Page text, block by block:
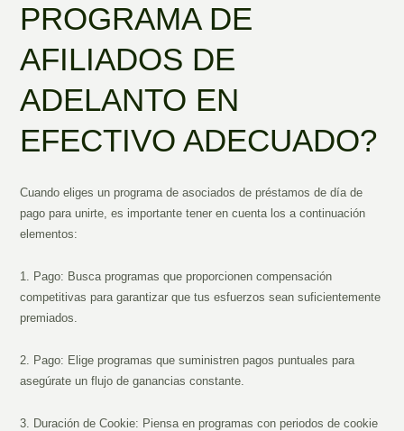
PROGRAMA DE
AFILIADOS DE
ADELANTO EN
EFECTIVO ADECUADO?
Cuando eliges un programa de asociados de préstamos de día de
pago para unirte, es importante tener en cuenta los a continuación
elementos:
1. Pago: Busca programas que proporcionen compensación
competitivas para garantizar que tus esfuerzos sean suficientemente
premiados.
2. Pago: Elige programas que suministren pagos puntuales para
asegúrate un flujo de ganancias constante.
3. Duración de Cookie: Piensa en programas con periodos de cookie